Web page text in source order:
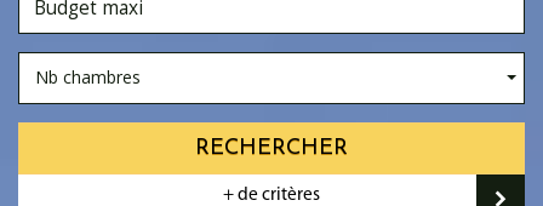
Nb chambres
RECHERCHER
+ de critères